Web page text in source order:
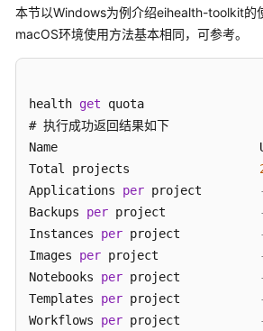
快
速
入
用
南
最
佳
实
践
API
本节以Windows为例介绍eihealth-toolkit的
macOS环境使用方法基本相同，可参考。
health get quota
# 执行成功返回结果如下
Name                      	Used  	Total  	Unit
Applications per
Backups per
Instances per
Images per
Notebooks per
Templates per
Workflows per